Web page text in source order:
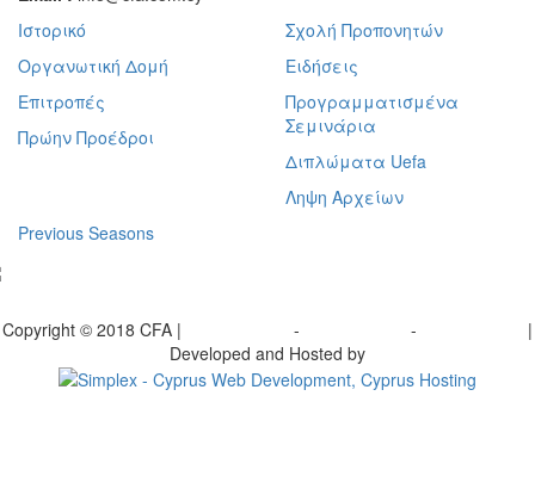
Ιστορικό
Οργανωτική Δομή
Επιτροπές
Πρώην Προέδροι
Σχολή Προπονητών
Ειδήσεις
Προγραμματισμένα
Σεμινάρια
Διπλώματα Uefa
Ληψη Αρχείων
Previous Seasons
Copyright © 2018 CFA | - -
|
Developed and Hosted by